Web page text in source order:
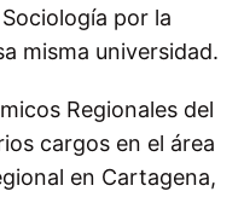
por la
misma universidad.
Regionales del
cargos en el área
en Cartagena,